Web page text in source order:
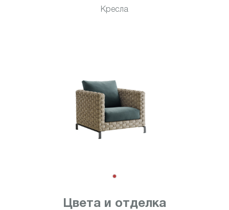
Кресла
Цвета и отделка